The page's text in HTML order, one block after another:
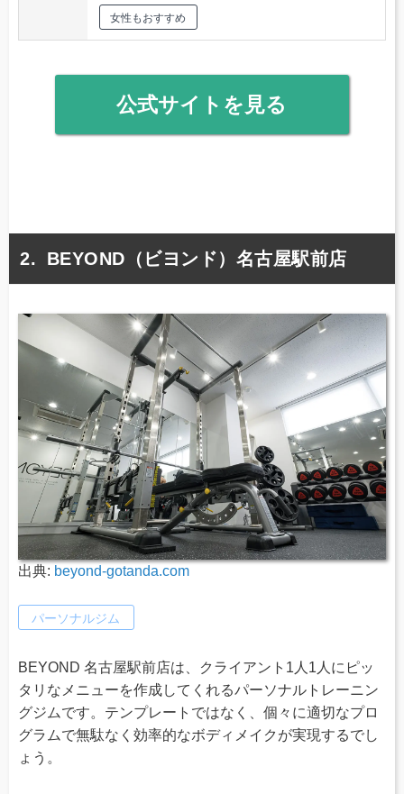
女性もおすすめ
公式サイトを見る
BEYOND（ビヨンド）名古屋駅前店
出典: beyond-gotanda.com
パーソナルジム
BEYOND 名古屋駅前店は、クライアント1人1人にピッ
タリなメニューを作成してくれるパーソナルトレーニン
グジムです。テンプレートではなく、個々に適切なプロ
グラムで無駄なく効率的なボディメイクが実現するでし
ょう。